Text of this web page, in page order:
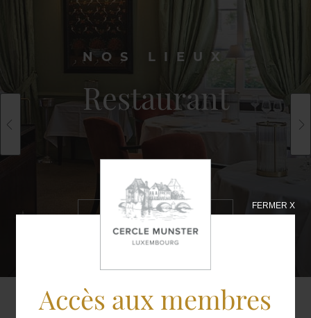
Accès aux membres
FERMER X
NOS LIEUX
Restaurant
EN SAVOIR
PLUS